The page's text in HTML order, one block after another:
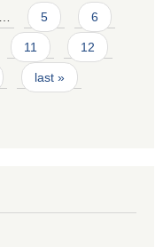
5 6
11 12
last »